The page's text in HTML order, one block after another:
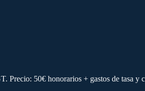
Precio: 50€ honorarios + gastos de tasa